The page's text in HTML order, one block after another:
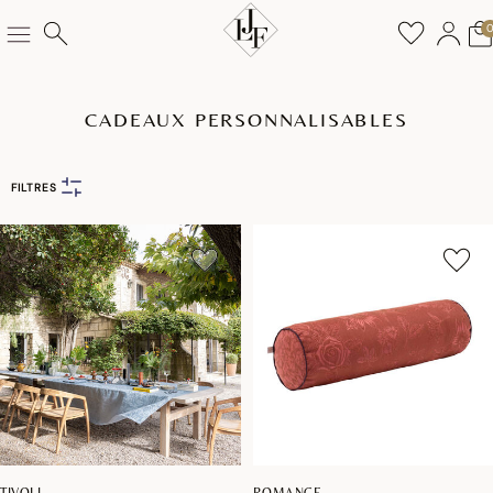
0
CADEAUX PERSONNALISABLES
FILTRES